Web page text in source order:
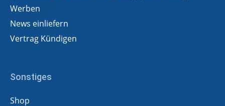
Werben
News einliefern
Vertrag Kündigen
Sonstiges
Shop